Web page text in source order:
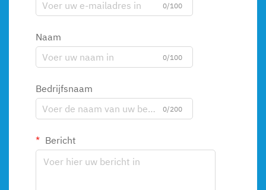
0/100
Naam
0/100
Bedrijfsnaam
0/200
Bericht